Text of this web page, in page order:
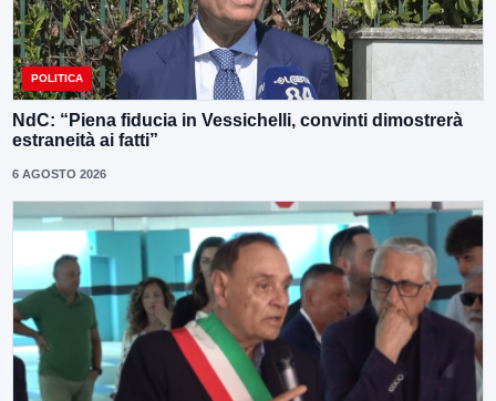
POLITICA
NdC: “Piena fiducia in Vessichelli, convinti dimostrerà
estraneità ai fatti”
6 AGOSTO 2026